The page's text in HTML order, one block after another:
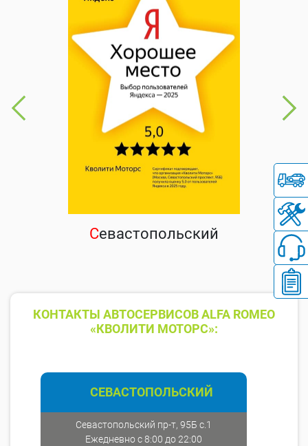
Севастопольский
КОНТАКТЫ АВТОСЕРВИСОВ ALFA ROMEO
«КВОЛИТИ МОТОРС»:
СЕВАСТОПОЛЬСКИЙ
Севастопольский пр-т, 95Б с.1
Ежедневно с 8:00 до 22:00